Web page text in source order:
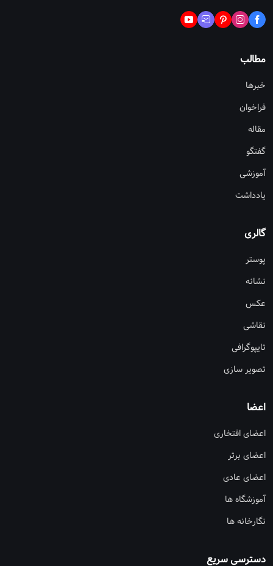
مطالب
خبرها
فراخوان
مقاله
گفتگو
آموزشی
یادداشت
گالری
پوستر
نشانه
عکس
نقاشی
تایپوگرافی
تصویر سازی
اعضا
اعضای افتخاری
اعضای برتر
اعضای عادی
آموزشگاه ها
نگارخانه ها
دسترسی سریع